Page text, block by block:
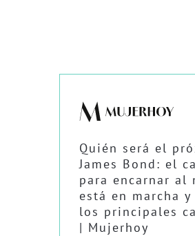
Quién será el
James Bond: el
para encarnar al
está en marcha
los principales
| Mujerhoy